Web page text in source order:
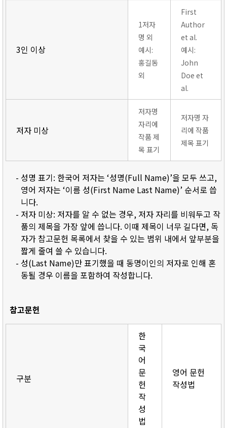
3인 이상
1저자
명 외
예시:
홍길동
외
First
Author
et al.
예시:
John
Doe et
al.
저자 미상
저자명
자리에
작품 제
목 표기
저자명 자
리에 작품
제목 표기
- 성명 표기: 한국어 저자는 ‘성명(Full Name)’을 모두 쓰고,
영어 저자는 ‘이름 성(First Name Last Name)’ 순서로 씁
니다.
- 저자 미상: 저자를 알 수 없는 경우, 저자 자리를 비워두고 작
품의 제목을 가장 앞에 씁니다. 이때 제목이 너무 길다면, 독
자가 참고문헌 목록에서 찾을 수 있는 범위 내에서 앞부분을
짧게 줄여 쓸 수 있습니다.
- 성(Last Name)만 표기했을 때 동명이인의 저자로 인해 혼
동될 경우 이름을 포함하여 작성합니다.
참고문헌
구분
한
국
어
문
헌
작
성
법
영어 문헌
작성법